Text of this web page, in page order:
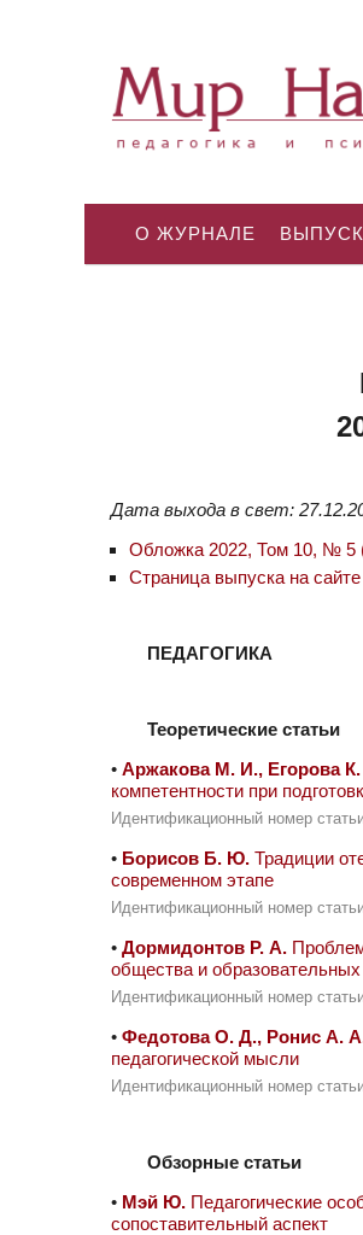
О ЖУРНАЛЕ
Дата выхода в свет:
Обложка 2022, Том 10, № 5
Страница выпуска на
ПЕДАГОГИКА
Теоретические статьи
• Аржакова М. И., Егорова
компетентности при
Идентификационный номер
• Борисов Б. Ю. Традиции
современном этапе
Идентификационный номер
• Дормидонтов Р. А.
общества и
Идентификационный номер
• Федотова О. Д., Ронис А.
педагогической мысли
Идентификационный номер
Обзорные статьи
• Мэй Ю. Педагогические
сопоставительный аспект